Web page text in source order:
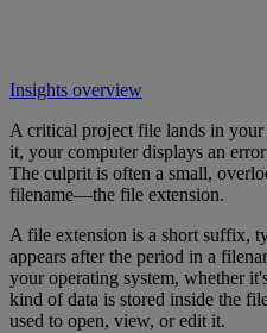
Insights overview
A critical project file lands in
it, your computer displays an
The culprit is often a small,
filename—the file extension.
A file extension is a short suffix,
appears after the period in a
your operating system, whether
kind of data is stored inside the
used to open, view, or edit it.